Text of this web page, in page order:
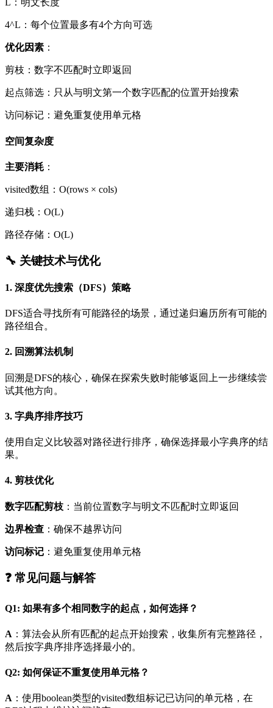
L：明文长度
4^L：每个位置最多有4个方向可选
优化因素 ：
剪枝：数字不匹配时立即返回
起点筛选：只从与明文第一个数字匹配的位置开始搜索
访问标记：避免重复使用单元格
空间复杂度
主要消耗 ：
visited数组：O(rows × cols)
递归栈：O(L)
路径存储：O(L)
🔧 关键技术与优化
1. 深度优先搜索（DFS）策略
DFS适合寻找所有可能路径的场景，通过递归遍历所有可能的
路径组合。
2. 回溯算法机制
回溯是DFS的核心，确保在探索失败时能够返回上一步继续尝
试其他方向。
3. 字典序排序技巧
使用自定义比较器对路径进行排序，确保选择最小字典序的结
果。
4. 剪枝优化
数字匹配剪枝 ：当前位置数字与明文不匹配时立即返回
边界检查 ：确保不越界访问
访问标记 ：避免重复使用单元格
❓ 常见问题与解答
Q1: 如果有多个相同数字的起点，如何选择？
A ：算法会从所有匹配的起点开始搜索，收集所有完整路径，
然后按字典序排序选择最小的。
Q2: 如何保证不重复使用单元格？
A ：使用boolean类型的visited数组标记已访问的单元格，在